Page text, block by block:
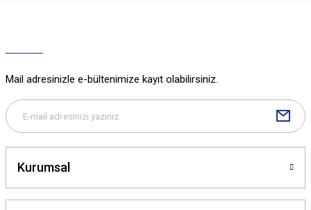
Gönder
Mail adresinizle e-bültenimize kayıt olabilirsiniz.
Kurumsal